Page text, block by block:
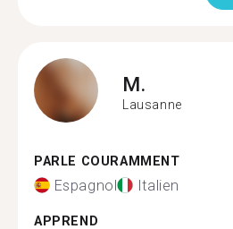
M.
Lausanne
PARLE COURAMMENT
Espagnol Italien
APPREND